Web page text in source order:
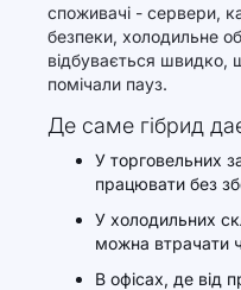
споживачі - сервери,
безпеки, холодильне
відбувається швидко,
помічали пауз.
Де саме гібрид
У торговельних
працювати без
У холодильних
можна втрачати
В офісах, де від